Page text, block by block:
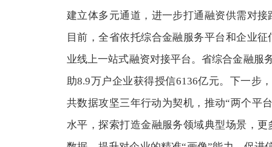
建立体多元通道，进一步打通融资供需对
目前，全省依托综合金融服务平台和企业
业线上一站式融资对接平台。省综合金融服
助8.9万户企业获得授信6136亿元。下一步
共数据攻坚三年行动为契机，推动“两个平
水平，探索打造金融服务领域典型场景，